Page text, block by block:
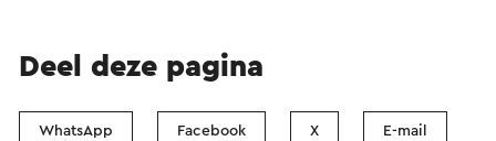
Deel deze pagina
WhatsApp Facebook X E-mail